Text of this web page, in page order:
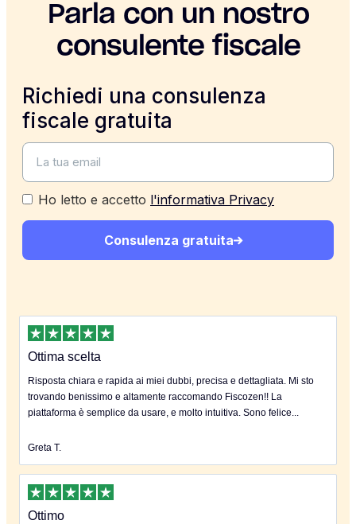
Parla con un nostro
consulente fiscale
Richiedi una consulenza
fiscale gratuita
Ho letto e accetto l'informativa Privacy
Consulenza gratuita
Ottima scelta
Risposta chiara e rapida ai miei dubbi, precisa e dettagliata. Mi sto
trovando benissimo e altamente raccomando Fiscozen!! La
piattaforma è semplice da usare, e molto intuitiva. Sono felice...
Greta T.
Ottimo